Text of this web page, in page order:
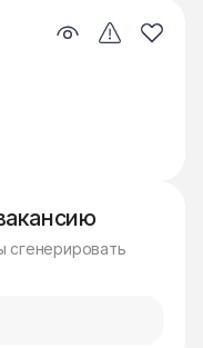
сгенерировать